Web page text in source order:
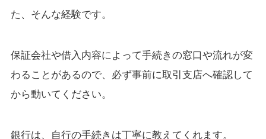
た、そんな経験です。
保証会社や借入内容によって手続きの窓口や流れが変
わることがあるので、必ず事前に取引支店へ確認して
から動いてください。
銀行は、自行の手続きは丁寧に教えてくれます。